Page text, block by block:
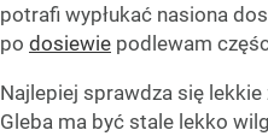
potrafi wypłukać nasiona
po dosiewie podlewam
Najlepiej sprawdza się
Gleba ma być stale lekko